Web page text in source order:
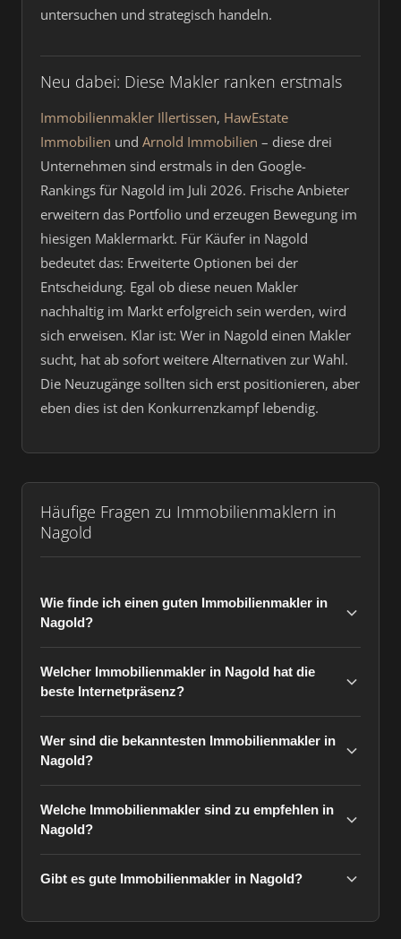
untersuchen und strategisch handeln.
Neu dabei: Diese Makler ranken erstmals
Immobilienmakler Illertissen, HawEstate
Immobilien und Arnold Immobilien – diese drei
Unternehmen sind erstmals in den Google-
Rankings für Nagold im Juli 2026. Frische Anbieter
erweitern das Portfolio und erzeugen Bewegung im
hiesigen Maklermarkt. Für Käufer in Nagold
bedeutet das: Erweiterte Optionen bei der
Entscheidung. Egal ob diese neuen Makler
nachhaltig im Markt erfolgreich sein werden, wird
sich erweisen. Klar ist: Wer in Nagold einen Makler
sucht, hat ab sofort weitere Alternativen zur Wahl.
Die Neuzugänge sollten sich erst positionieren, aber
eben dies ist den Konkurrenzkampf lebendig.
Häufige Fragen zu Immobilienmaklern in
Nagold
Wie finde ich einen guten Immobilienmakler in
Nagold?
Welcher Immobilienmakler in Nagold hat die
beste Internetpräsenz?
Wer sind die bekanntesten Immobilienmakler in
Nagold?
Welche Immobilienmakler sind zu empfehlen in
Nagold?
Gibt es gute Immobilienmakler in Nagold?